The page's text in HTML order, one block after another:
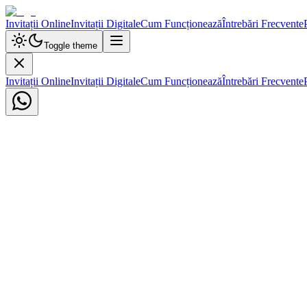
Invitații OnlineInvitații DigitaleCum FuncționeazăÎntrebări Frecvente
Toggle theme
Invitații OnlineInvitații DigitaleCum FuncționeazăÎntrebări Frecvente